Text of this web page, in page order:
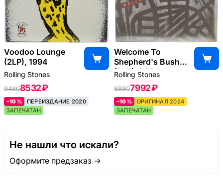
Voodoo Lounge
(2LP), 1994
Rolling Stones
94808532 ₽
–10%
ПЕРЕИЗДАНИЕ 2020
ЗАПЕЧАТАН
Welcome To
Shepherd's Bush
(2LP), 2024
Rolling Stones
88807992 ₽
–10%
ОРИГИНАЛ 2024
ЗАПЕЧАТАН
Не нашли что искали?
Оформите предзаказ →